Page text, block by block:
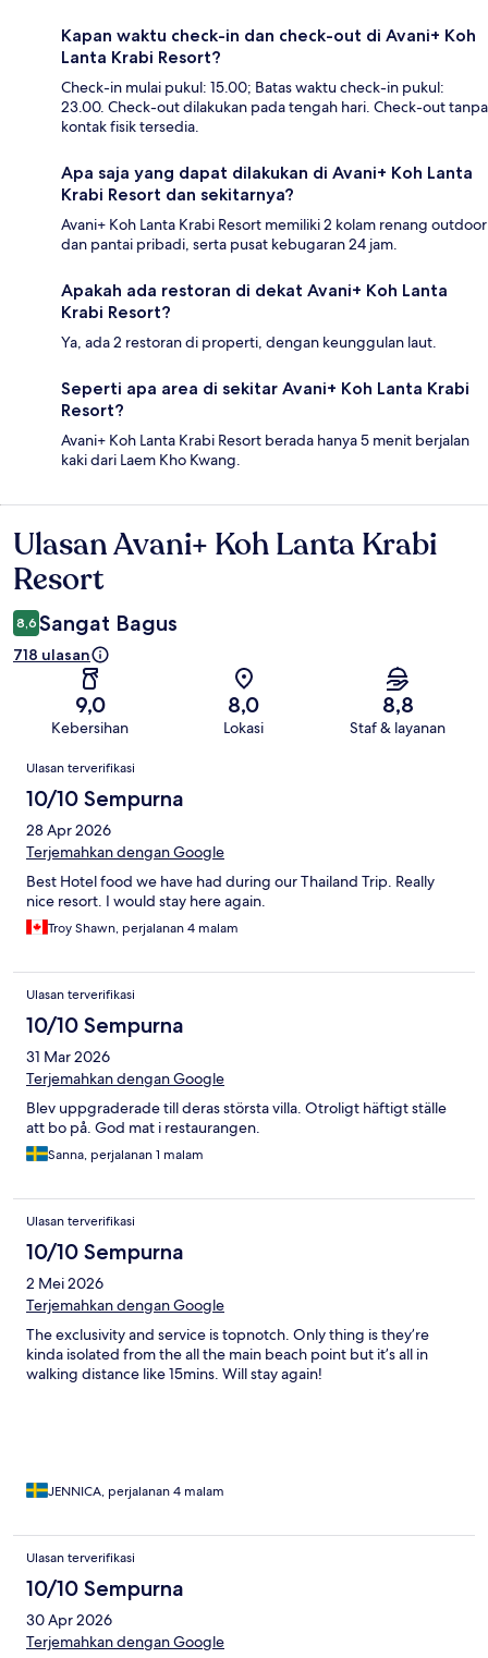
Kapan waktu check-in dan check-out di Avani+ Koh
Lanta Krabi Resort?
Check-in mulai pukul: 15.00; Batas waktu check-in pukul:
23.00. Check-out dilakukan pada tengah hari. Check-out tanpa
kontak fisik tersedia.
Apa saja yang dapat dilakukan di Avani+ Koh Lanta
Krabi Resort dan sekitarnya?
Avani+ Koh Lanta Krabi Resort memiliki 2 kolam renang outdoor
dan pantai pribadi, serta pusat kebugaran 24 jam.
Apakah ada restoran di dekat Avani+ Koh Lanta
Krabi Resort?
Ya, ada 2 restoran di properti, dengan keunggulan laut.
Seperti apa area di sekitar Avani+ Koh Lanta Krabi
Resort?
Avani+ Koh Lanta Krabi Resort berada hanya 5 menit berjalan
kaki dari Laem Kho Kwang.
Ulasan
Ulasan Avani+ Koh Lanta Krabi
Resort
8,6 Sangat Bagus
718 ulasan
9,0
Kebersihan
8,0
Lokasi
8,8
Staf & layanan
Ulasan
Ulasan terverifikasi
10/10 Sempurna
28 Apr 2026
Terjemahkan dengan Google
Best Hotel food we have had during our Thailand Trip. Really
nice resort. I would stay here again.
Troy Shawn, perjalanan 4 malam
Ulasan terverifikasi
10/10 Sempurna
31 Mar 2026
Terjemahkan dengan Google
Blev uppgraderade till deras största villa. Otroligt häftigt ställe
att bo på. God mat i restaurangen.
Sanna, perjalanan 1 malam
Ulasan terverifikasi
10/10 Sempurna
2 Mei 2026
Terjemahkan dengan Google
The exclusivity and service is topnotch. Only thing is they’re
kinda isolated from the all the main beach point but it’s all in
walking distance like 15mins. Will stay again!
JENNICA, perjalanan 4 malam
Ulasan terverifikasi
10/10 Sempurna
30 Apr 2026
Terjemahkan dengan Google